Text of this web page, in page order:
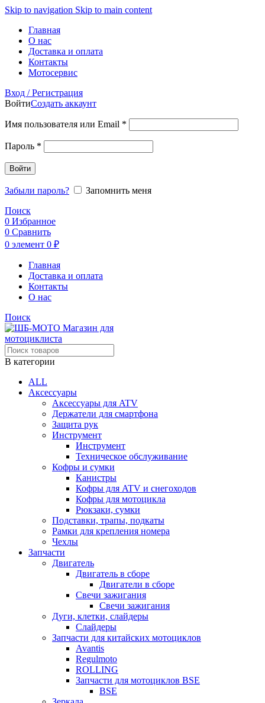
Skip to navigation Skip to main content
Главная
О нас
Доставка и оплата
Контакты
Мотосервис
Вход / Регистрация
ВойтиСоздать аккаунт
Имя пользователя или Email *
Пароль *
Войти
Забыли пароль?
Запомнить меня
Поиск
0 Избранное
0 Сравнить
0 элемент 0 ₽
Главная
Доставка и оплата
Контакты
О нас
Поиск
В категории
ALL
Аксессуары
Аксессуары для ATV
Держатели для смартфона
Защита рук
Инструмент
Инструмент
Техническое обслуживание
Кофры и сумки
Канистры
Кофры для ATV и снегоходов
Кофры для мотоцикла
Рюкзаки, сумки
Подставки, трапы, подкаты
Рамки для крепления номера
Чехлы
Запчасти
Двигатель
Двигатель в сборе
Двигатели в сборе
Свечи зажигания
Свечи зажигания
Дуги, клетки, слайдеры
Слайдеры
Запчасти для китайских мотоциклов
Avantis
Regulmoto
ROLLING
Запчасти для мотоциклов BSE
BSE